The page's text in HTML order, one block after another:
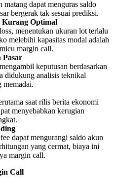
matang dapat menguras saldo
bergerak tak sesuai prediksi.
Kurang Optimal
menentukan ukuran lot terlalu
melebihi kapasitas modal adalah
margin call.
Pasar
keputusan berdasarkan
didukung analisis teknikal
memadai.
saat rilis berita ekonomi
menyebabkan kerugian
dapat mengurangi saldo akun
yang cermat, biaya ini
margin call.
Call